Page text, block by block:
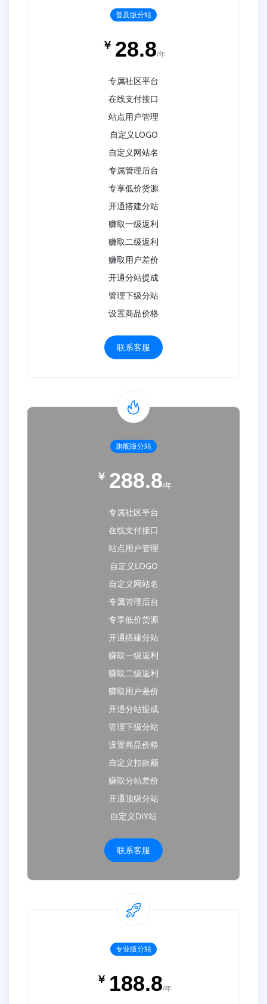
普及版分站
￥ 28.8/年
专属社区平台
在线支付接口
站点用户管理
自定义LOGO
自定义网站名
专属管理后台
专享低价货源
开通搭建分站
赚取一级返利
赚取二级返利
赚取用户差价
开通分站提成
管理下级分站
设置商品价格
联系客服
旗舰版分站
￥ 288.8/年
专属社区平台
在线支付接口
站点用户管理
自定义LOGO
自定义网站名
专属管理后台
专享低价货源
开通搭建分站
赚取一级返利
赚取二级返利
赚取用户差价
开通分站提成
管理下级分站
设置商品价格
自定义扣款额
赚取分站差价
开通顶级分站
自定义DIY站
联系客服
专业版分站
￥ 188.8/年